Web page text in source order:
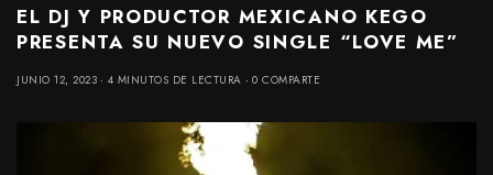
EL DJ Y PRODUCTOR MEXICANO KEGO
PRESENTA SU NUEVO SINGLE “LOVE ME”
JUNIO 12, 2023 4 MINUTOS DE LECTURA 0 COMPARTE